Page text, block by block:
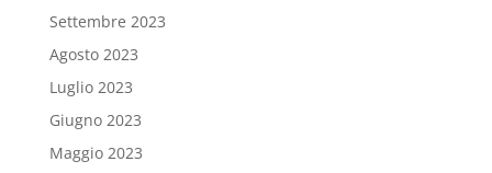
Settembre 2023
Agosto 2023
Luglio 2023
Giugno 2023
Maggio 2023